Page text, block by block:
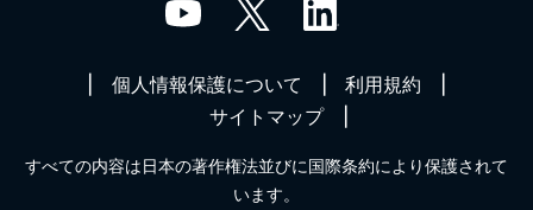
個人情報保護について
利用規約
サイトマップ
すべての内容は日本の著作権法並びに国際条約により保護されて
います。